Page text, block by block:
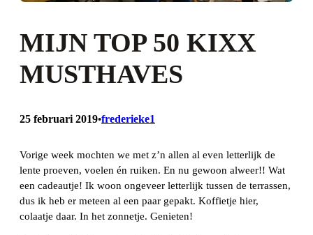
MIJN TOP 50 KIXX
MUSTHAVES
25 februari 2019•frederieke1
Vorige week mochten we met z’n allen al even letterlijk de
lente proeven, voelen én ruiken. En nu gewoon alweer!! Wat
een cadeautje! Ik woon ongeveer letterlijk tussen de terrassen,
dus ik heb er meteen al een paar gepakt. Koffietje hier,
colaatje daar. In het zonnetje. Genieten!